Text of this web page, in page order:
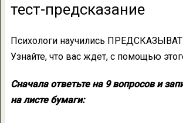
тест-предсказание
Психологи научились
Узнайте, что вас ждет, с помощью
Сначала ответьте на 9 вопросов и
на листе бумаги: